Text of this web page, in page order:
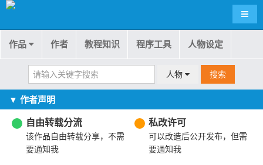
导航
作品 作者 教程知识 程序工具 人物设定
人物 搜索
▼ 作者声明
自由转载分流
该作品自由转载分享，不需
要通知我
私改许可
可以改造后公开发布，但需
要通知我